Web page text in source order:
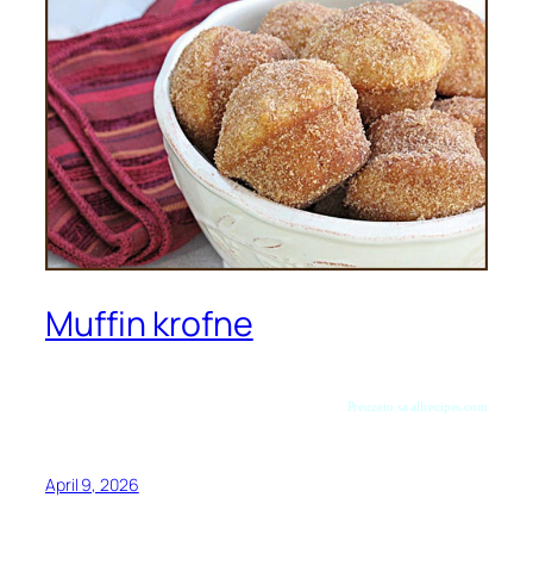
Muffin krofne
Preuzeto sa allrecipes.com
April 9, 2026